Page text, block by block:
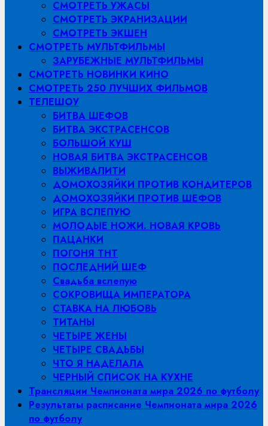
СМОТРЕТЬ УЖАСЫ
СМОТРЕТЬ ЭКРАНИЗАЦИИ
СМОТРЕТЬ ЭКШЕН
СМОТРЕТЬ МУЛЬТФИЛЬМЫ
ЗАРУБЕЖНЫЕ МУЛЬТФИЛЬМЫ
СМОТРЕТЬ НОВИНКИ КИНО
СМОТРЕТЬ 250 ЛУЧШИХ ФИЛЬМОВ
ТЕЛЕШОУ
БИТВА ШЕФОВ
БИТВА ЭКСТРАСЕНСОВ
БОЛЬШОЙ КУШ
НОВАЯ БИТВА ЭКСТРАСЕНСОВ
ВЫЖИВАЛИТИ
ДОМОХОЗЯЙКИ ПРОТИВ КОНДИТЕРОВ
ДОМОХОЗЯЙКИ ПРОТИВ ШЕФОВ
ИГРА ВСЛЕПУЮ
МОЛОДЫЕ НОЖИ. НОВАЯ КРОВЬ
ПАЦАНКИ
ПОГОНЯ ТНТ
ПОСЛЕДНИЙ ШЕФ
Свадьба вслепую
СОКРОВИЩА ИМПЕРАТОРА
СТАВКА НА ЛЮБОВЬ
ТИТАНЫ
ЧЕТЫРЕ ЖЕНЫ
ЧЕТЫРЕ СВАДЬБЫ
ЧТО Я НАДЕЛАЛА
ЧЕРНЫЙ СПИСОК НА КУХНЕ
Трансляции Чемпионата мира 2026 по футболу
Результаты расписание Чемпионата мира 2026
по футболу